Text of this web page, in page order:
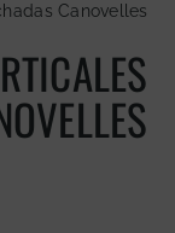
Canovelles